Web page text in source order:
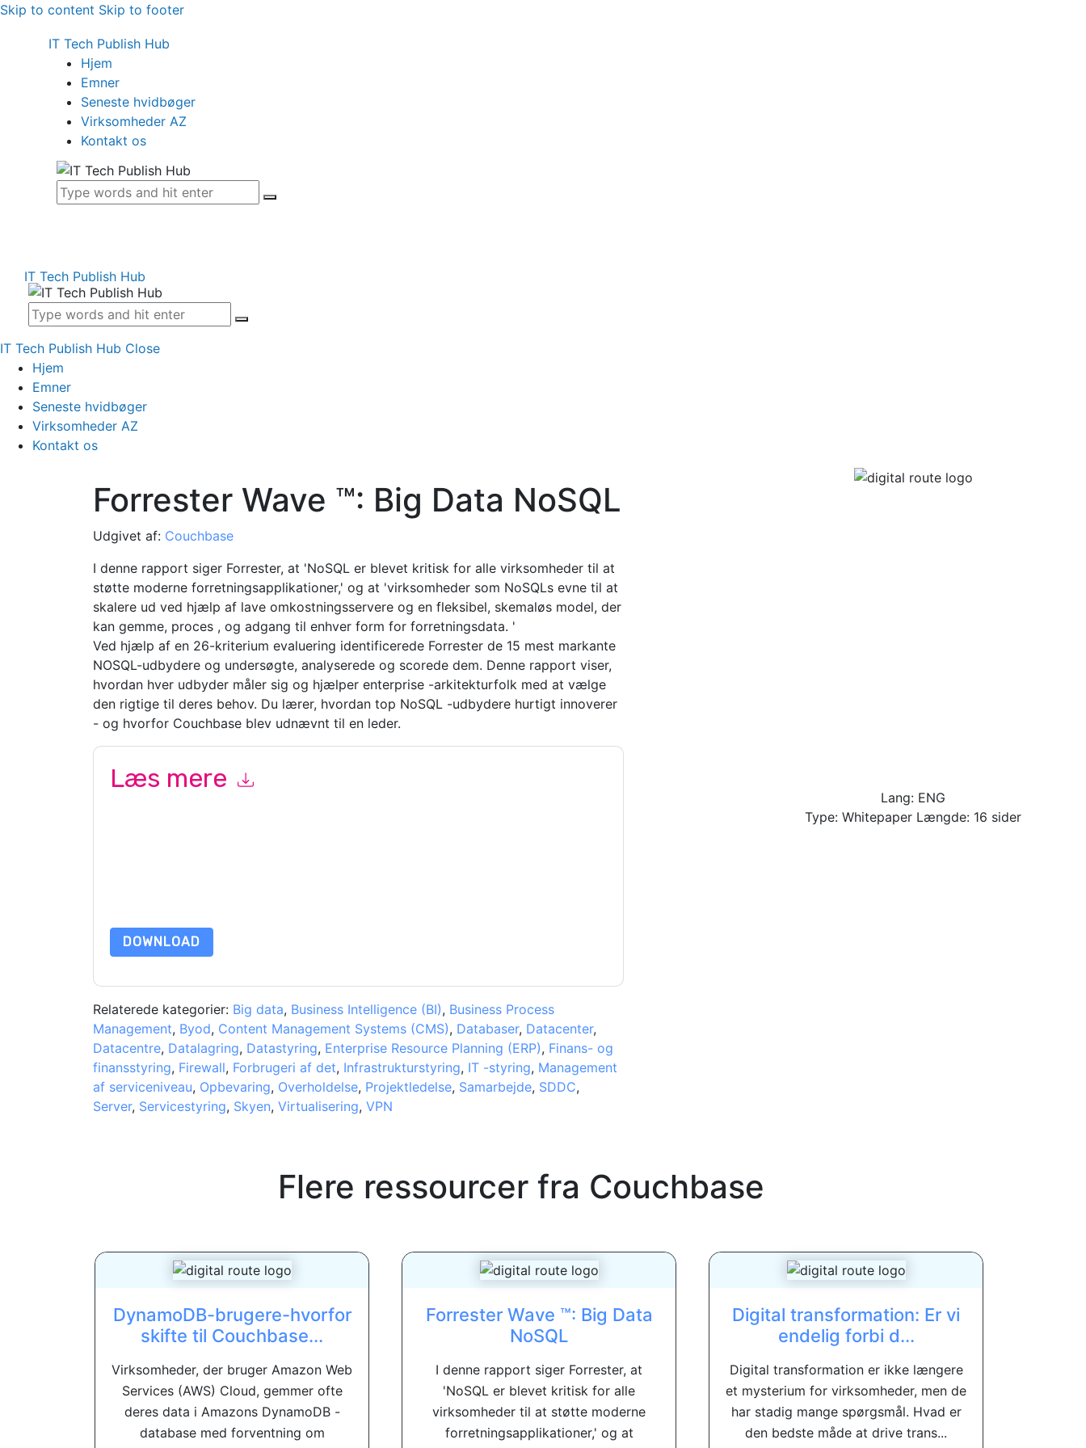
Skip to content Skip to footer
IT Tech Publish Hub
Hjem
Emner
Seneste hvidbøger
Virksomheder AZ
Kontakt os
IT Tech Publish Hub
IT Tech Publish Hub Close
Hjem
Emner
Seneste hvidbøger
Virksomheder AZ
Kontakt os
Forrester Wave ™: Big Data NoSQL
Udgivet af: Couchbase
I denne rapport siger Forrester, at 'NoSQL er blevet kritisk for alle virksomheder til at
støtte moderne forretningsapplikationer,' og at 'virksomheder som NoSQLs evne til at
skalere ud ved hjælp af lave omkostningsservere og en fleksibel, skemaløs model, der
kan gemme, proces , og adgang til enhver form for forretningsdata. '
Ved hjælp af en 26-kriterium evaluering identificerede Forrester de 15 mest markante
NOSQL-udbydere og undersøgte, analyserede og scorede dem. Denne rapport viser,
hvordan hver udbyder måler sig og hjælper enterprise -arkitekturfolk med at vælge
den rigtige til deres behov. Du lærer, hvordan top NoSQL -udbydere hurtigt innoverer
- og hvorfor Couchbase blev udnævnt til en leder.
Læs mere
DOWNLOAD
Relaterede kategorier: Big data, Business Intelligence (BI), Business Process
Management, Byod, Content Management Systems (CMS), Databaser, Datacenter,
Datacentre, Datalagring, Datastyring, Enterprise Resource Planning (ERP), Finans- og
finansstyring, Firewall, Forbrugeri af det, Infrastrukturstyring, IT -styring, Management
af serviceniveau, Opbevaring, Overholdelse, Projektledelse, Samarbejde, SDDC,
Server, Servicestyring, Skyen, Virtualisering, VPN
Lang: ENG
Type: Whitepaper Længde: 16 sider
Flere ressourcer fra Couchbase
DynamoDB-brugere-hvorfor
skifte til Couchbase...
Virksomheder, der bruger Amazon Web
Services (AWS) Cloud, gemmer ofte
deres data i Amazons DynamoDB -
database med forventning om
Forrester Wave ™: Big Data
NoSQL
I denne rapport siger Forrester, at
'NoSQL er blevet kritisk for alle
virksomheder til at støtte moderne
forretningsapplikationer,' og at
Digital transformation: Er vi
endelig forbi d...
Digital transformation er ikke længere
et mysterium for virksomheder, men de
har stadig mange spørgsmål. Hvad er
den bedste måde at drive trans...